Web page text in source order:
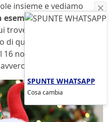
insieme e vediamo
esempio? Una serie di
troverai davvero a un
di quanto immagineresti.
novembre e, per
scorta.
SPUNTE WHATSAPP
Cosa cambia